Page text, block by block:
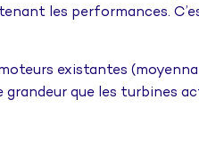
les performances.
existantes
que les turbines